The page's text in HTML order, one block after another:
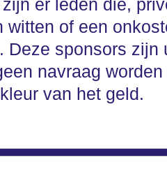
er leden die,
witten of een
Deze sponsors zijn
navraag
van het geld.